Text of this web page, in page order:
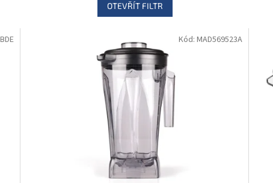
OTEVŘÍT FILTR
Kód: MAD569523A